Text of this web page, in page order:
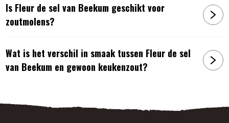
Is Fleur de sel van Beekum geschikt voor
zoutmolens?
Wat is het verschil in smaak tussen Fleur de sel
van Beekum en gewoon keukenzout?